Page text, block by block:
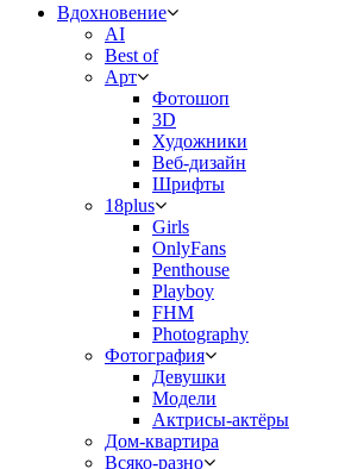
Вдохновение
AI
Best of
Арт
Фотошоп
3D
Художники
Веб-дизайн
Шрифты
18plus
Girls
OnlyFans
Penthouse
Playboy
FHM
Photography
Фотография
Девушки
Модели
Актрисы-актёры
Дом-квартира
Всяко-разно